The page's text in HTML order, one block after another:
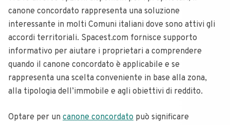
canone concordato rappresenta una soluzione
interessante in molti Comuni italiani dove sono attivi gli
accordi territoriali. Spacest.com fornisce supporto
informativo per aiutare i proprietari a comprendere
quando il canone concordato è applicabile e se
rappresenta una scelta conveniente in base alla zona,
alla tipologia dell’immobile e agli obiettivi di reddito.
Optare per un canone concordato può significare